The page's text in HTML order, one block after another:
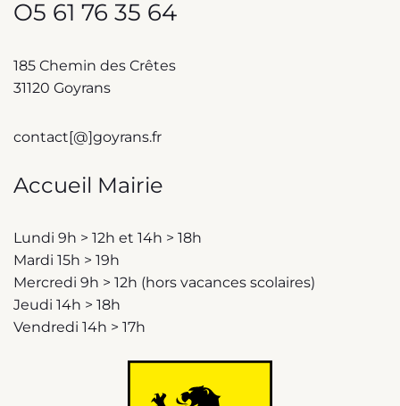
O5 61 76 35 64
185 Chemin des Crêtes
31120 Goyrans
contact[@]goyrans.fr
Accueil Mairie
Lundi 9h > 12h et 14h > 18h
Mardi 15h > 19h
Mercredi 9h > 12h (hors vacances scolaires)
Jeudi 14h > 18h
Vendredi 14h > 17h